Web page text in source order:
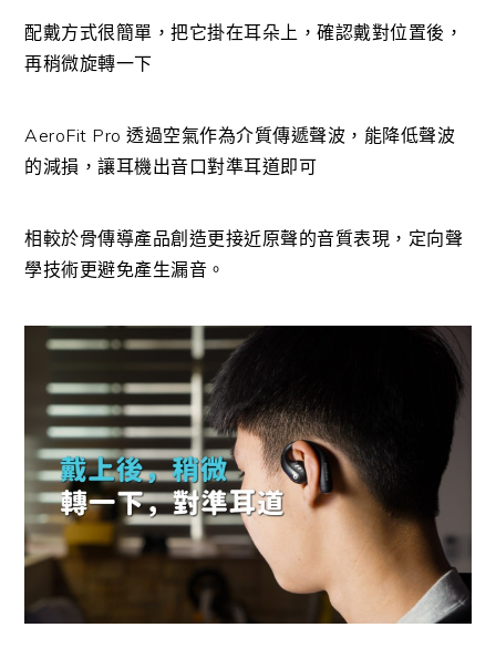
配戴方式很簡單，把它掛在耳朵上，確認戴對位置後，
再稍微旋轉一下
AeroFit Pro 透過空氣作為介質傳遞聲波，能降低聲波
的減損，讓耳機出音口對準耳道即可
相較於骨傳導產品創造更接近原聲的音質表現，定向聲
學技術更避免產生漏音。